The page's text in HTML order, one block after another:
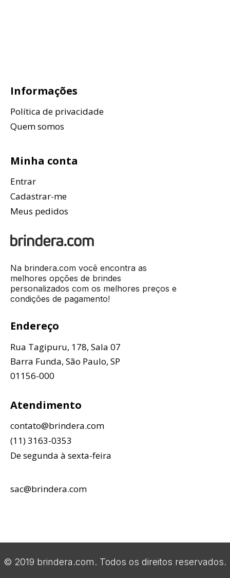
Informações
Política de privacidade
Quem somos
Minha conta
Entrar
Cadastrar-me
Meus pedidos
Na brindera.com você encontra as
melhores opções de brindes
personalizados com os melhores preços e
condições de pagamento!
Endereço
Rua Tagipuru, 178, Sala 07
Barra Funda, São Paulo, SP
01156-000
Atendimento
contato@brindera.com
(11) 3163-0353
De segunda à sexta-feira
sac@brindera.com
© 2019 brindera.com. Todos os direitos reservados.